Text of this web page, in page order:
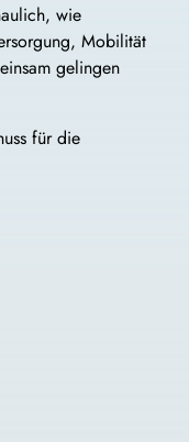
wie
Mobilität
gelingen
für die